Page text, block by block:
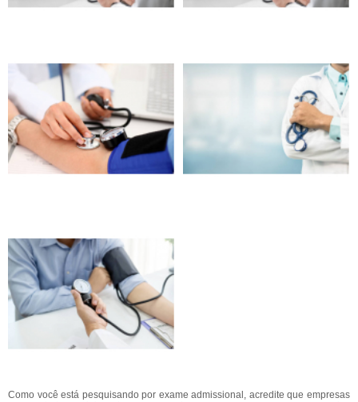
Como você está pesquisando por exame admissional, acredite que empresas